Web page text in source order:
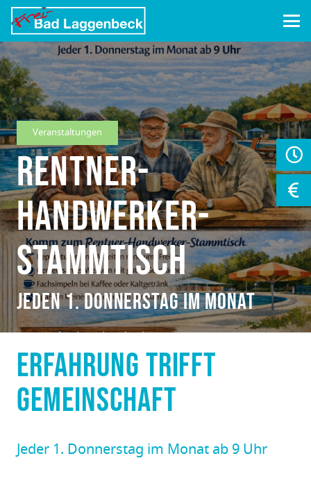
Veranstaltungen
Rentner-
Handwerker-
Stammtisch
jeden 1. Donnerstag im Monat
Erfahrung trifft
Gemeinschaft
Jeder 1. Donnerstag im Monat ab 9 Uhr